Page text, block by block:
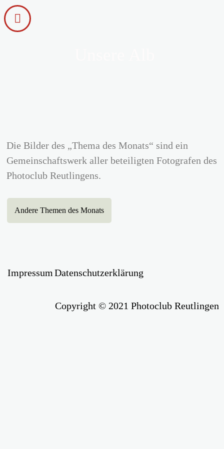
Die Bilder des „Thema des Monats“ sind ein
Gemeinschaftswerk aller beteiligten Fotografen des
Photoclub Reutlingens.
Andere Themen des Monats
Impressum Datenschutzerklärung
Copyright © 2021 Photoclub Reutlingen